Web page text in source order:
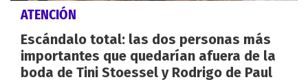
ATENCIÓN
Escándalo total: las dos personas más
importantes que quedarían afuera de la
boda de Tini Stoessel y Rodrigo de Paul